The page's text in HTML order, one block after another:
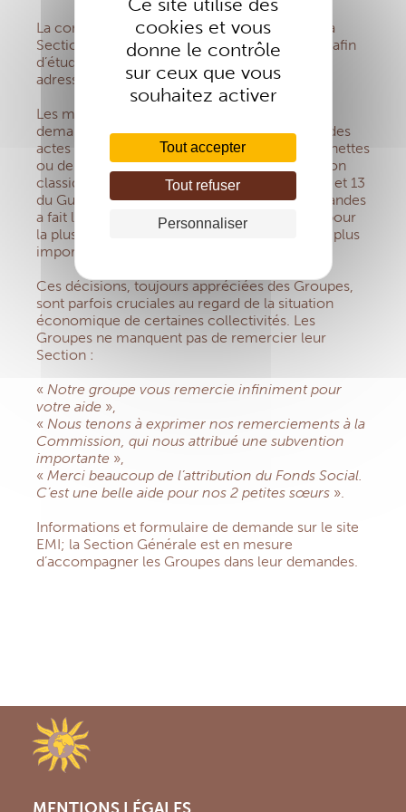
cookies et vous
donne le contrôle
sur ceux que vous
souhaitez activer
Tout accepter
Tout refuser
Personnaliser
La commission du Fonds Social Niveau 1 de la
Section Générale s’est réunie le 2 mars 2021, afin
d’étudier les demandes d’aide exceptionnelle
adressées par les Groupes.
Les membres de la commission ont validé 18
demandes, qui concernaient principalement des
actes d’hospitalisation, d’achat de paires de lunettes
ou de prothèses auditives. Après la participation
classique (voir « participations EMI » pages 12 et 13
du Guide des Services), chacune de ces demandes
a fait l’objet d’une aide supplémentaire (74 € pour
la plus petite à un peu plus de 5 000 € pour la plus
importante).
Ces décisions, toujours appréciées des Groupes,
sont parfois cruciales au regard de la situation
économique de certaines collectivités. Les
Groupes ne manquent pas de remercier leur
Section :
« Notre groupe vous remercie infiniment pour
votre aide »,
« Nous tenons à exprimer nos remerciements à la
Commission, qui nous attribué une subvention
importante »,
« Merci beaucoup de l’attribution du Fonds Social.
C’est une belle aide pour nos 2 petites sœurs ».
Informations et formulaire de demande sur le site
EMI; la Section Générale est en mesure
d’accompagner les Groupes dans leur demandes.